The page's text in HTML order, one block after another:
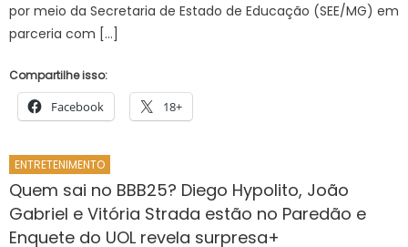
por meio da Secretaria de Estado de Educação (SEE/MG) em
parceria com […]
Compartilhe isso:
Facebook 18+
ENTRETENIMENTO
Quem sai no BBB25? Diego Hypolito, João
Gabriel e Vitória Strada estão no Paredão e
Enquete do UOL revela surpresa+